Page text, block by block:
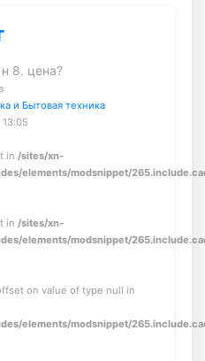
8. цена?
и Бытовая техника
in /sites/xn-
elements/modsnippet/
in /sites/xn-
elements/modsnippet/
on value of type null in
elements/modsnippet/